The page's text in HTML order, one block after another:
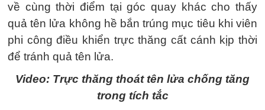
về cùng thời điểm tại góc quay khác cho thấy
quả tên lửa không hề bắn trúng mục tiêu khi viên
phi công điều khiển trực thăng cất cánh kịp thời
để tránh quả tên lửa.
Video: Trực thăng thoát tên lửa chống tăng
trong tích tắc